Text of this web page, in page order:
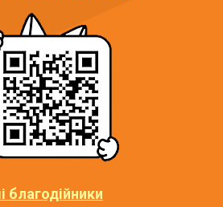
благодійники